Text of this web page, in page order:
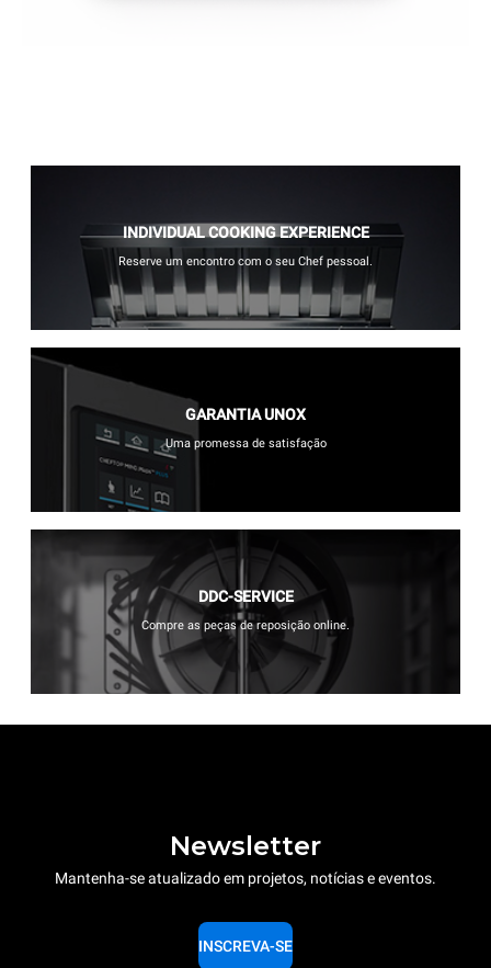
INDIVIDUAL COOKING EXPERIENCE
Reserve um encontro com o seu Chef pessoal.
GARANTIA UNOX
Uma promessa de satisfação
DDC-SERVICE
Compre as peças de reposição online.
Newsletter
Mantenha-se atualizado em projetos, notícias e eventos.
INSCREVA-SE